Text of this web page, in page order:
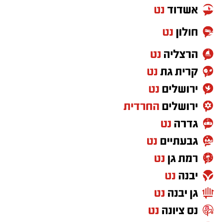
ובעיקר מזכירה לנו שלפעמים גם זוגיות יכולה
להרגיש כמו קואליציה – עם לא מעט משברים
בדרך.
"מחכים למשיח" – שלום חנוך היהלום שבכתר
יש שירים שמדברים על תקופה מסוימת, ויש שירים
שגורמים לנו לשאול אם באמת משהו השתנה.
"מחכים למשיח" של שלום חנוך הפך לסמל של
ביקורת על המצב הכלכלי והחברתי ועל תחושת
המשבר. גם היום, כשמדברים על יוקר המחיה ועל
הפערים בחברה, השיר מצליח להישמע רלוונטי
באופן קצת יותר מדי משכנע.
"שירת הסטיקר" – הדג נחש כבר לא כותבים
שירים כאלו